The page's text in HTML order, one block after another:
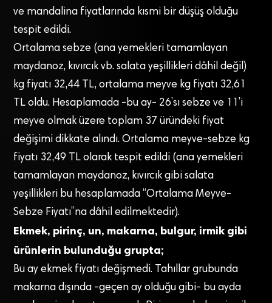
ve mandalina fiyatlarında kısmi bir düşüş olduğu
tespit edildi.
Ortalama sebze (ana yemekleri tamamlayan
maydanoz, kıvırcık vb. salata yeşillikleri dâhil değil)
kg fiyatı 32,44 TL, ortalama meyve kg fiyatı 32,61
TL oldu. Hesaplamada -bu ay- 26’sı sebze ve 11’i
meyve olmak üzere toplam 37 üründeki fiyat
değişimi dikkate alındı. Ortalama meyve-sebze kg
fiyatı 32,49 TL olarak tespit edildi (ana yemekleri
tamamlayan maydanoz, kıvırcık gibi salata
yeşillikleri bu hesaplamada “Ortalama Meyve-
Sebze Fiyatı”na dâhil edilmektedir).
Ekmek, pirinç, un, makarna, bulgur, irmik gibi
ürünlerin bulunduğu grupta;
Bu ay ekmek fiyatı değişmedi. Tahıllar grubunda
makarna dışında -geçen ay olduğu gibi- bu ayda